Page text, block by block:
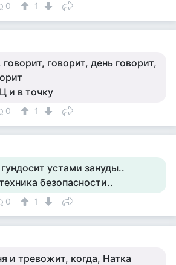
0 1
говорит, говорит, день говорит,
и в точку
0 1
устами зануды..
безопасности..
0 1
и тревожит, когда, Натка